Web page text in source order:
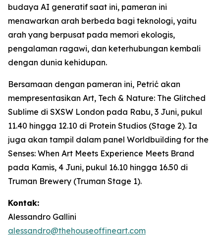
budaya AI generatif saat ini, pameran ini
menawarkan arah berbeda bagi teknologi, yaitu
arah yang berpusat pada memori ekologis,
pengalaman ragawi, dan keterhubungan kembali
dengan dunia kehidupan.
Bersamaan dengan pameran ini, Petrić akan
mempresentasikan Art, Tech & Nature: The Glitched
Sublime di SXSW London pada Rabu, 3 Juni, pukul
11.40 hingga 12.10 di Protein Studios (Stage 2). Ia
juga akan tampil dalam panel Worldbuilding for the
Senses: When Art Meets Experience Meets Brand
pada Kamis, 4 Juni, pukul 16.10 hingga 16.50 di
Truman Brewery (Truman Stage 1).
Kontak:
Alessandro Gallini
alessandro@thehouseoffineart.com